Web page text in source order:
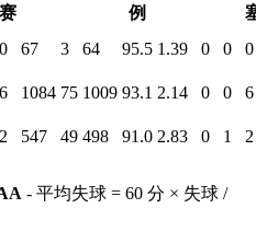
赛
例
0 67 3 64 95.5 1.39 0 0
0
6 1084 75 1009 93.1 2.14 0 0
6
2 547 49 498 91.0 2.83 0 1
2
- 平均失球 = 60 分 × 失球 /